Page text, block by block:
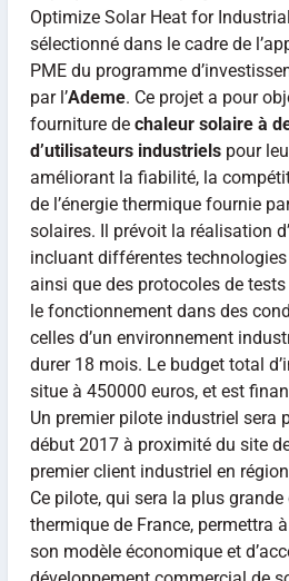
Optimize Solar Heat for
sélectionné dans le cadre de
PME du programme
par l’Ademe. Ce projet a pour
fourniture de chaleur solaire à
d’utilisateurs industrielspour
améliorant la fiabilité, la
de l’énergie thermique fournie
solaires. Il prévoit la réalisation
incluant différentes
ainsi que des protocoles de
le fonctionnement dans des
celles d’un environnement
durer 18 mois. Le budget total
situe à 450000 euros, et est
Un premier pilote industriel sera
début 2017 à proximité du site
premier client industriel en
Ce pilote, qui sera la plus
thermique de France, permettra
son modèle économique et